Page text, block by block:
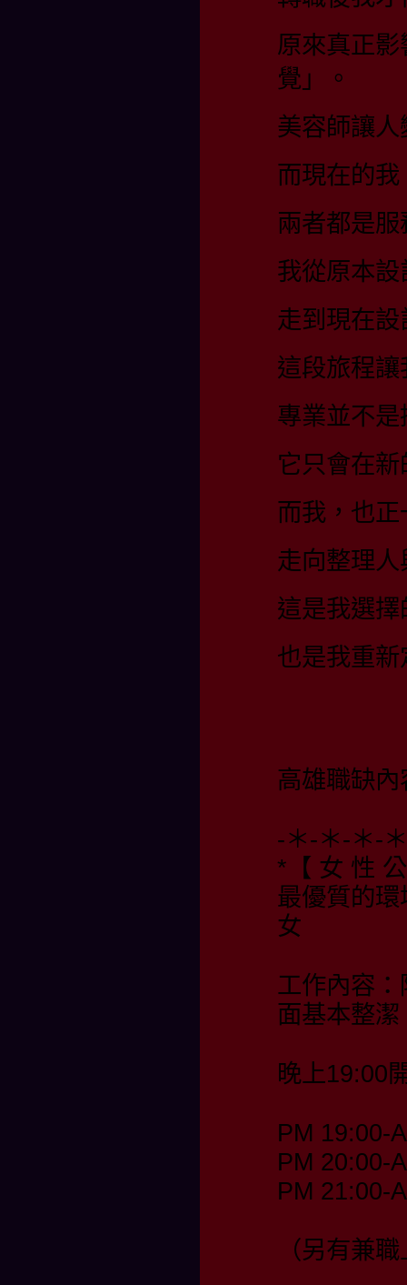
原來真正
覺」。
美容師讓
而現在的
兩者都是
我從原本
走到現在
這段旅程
專業並不
它只會在
而我，也
走向整理
這是我選擇
也是我重
高雄職缺內
-＊-＊-＊-
*【 女 性
最優質的
女
工作內容
面基本整潔
晚上19:00
PM 19:00-
PM 20:00-
PM 21:00-
（另有兼